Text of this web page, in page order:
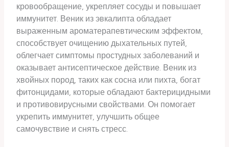
кровообращение, укрепляет сосуды и повышает
иммунитет. Веник из эвкалипта обладает
выраженным ароматерапевтическим эффектом,
способствует очищению дыхательных путей,
облегчает симптомы простудных заболеваний и
оказывает антисептическое действие. Веник из
хвойных пород, таких как сосна или пихта, богат
фитонцидами, которые обладают бактерицидными
и противовирусными свойствами. Он помогает
укрепить иммунитет, улучшить общее
самочувствие и снять стресс.